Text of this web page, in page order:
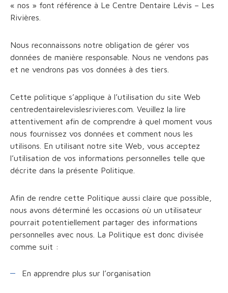
« nos » font référence à Le Centre Dentaire Lévis – Les
Rivières.
Nous reconnaissons notre obligation de gérer vos
données de manière responsable. Nous ne vendons pas
et ne vendrons pas vos données à des tiers.
Cette politique s’applique à l’utilisation du site Web
centredentairelevislesrivieres.com. Veuillez la lire
attentivement afin de comprendre à quel moment vous
nous fournissez vos données et comment nous les
utilisons. En utilisant notre site Web, vous acceptez
l’utilisation de vos informations personnelles telle que
décrite dans la présente Politique.
Afin de rendre cette Politique aussi claire que possible,
nous avons déterminé les occasions où un utilisateur
pourrait potentiellement partager des informations
personnelles avec nous. La Politique est donc divisée
comme suit :
En apprendre plus sur l’organisation